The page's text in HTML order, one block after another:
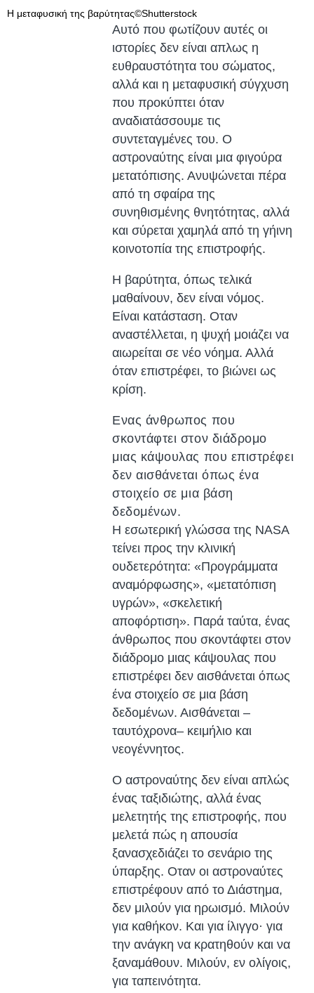
Η μεταφυσική της βαρύτητας©Shutterstock
Αυτό που φωτίζουν αυτές οι
ιστορίες δεν είναι απλως η
ευθραυστότητα του σώματος,
αλλά και η μεταφυσική σύγχυση
που προκύπτει όταν
αναδιατάσσουμε τις
συντεταγμένες του. Ο
αστροναύτης είναι μια φιγούρα
μετατόπισης. Ανυψώνεται πέρα
από τη σφαίρα της
συνηθισμένης θνητότητας, αλλά
και σύρεται χαμηλά από τη γήινη
κοινοτοπία της επιστροφής.
Η βαρύτητα, όπως τελικά
μαθαίνουν, δεν είναι νόμος.
Είναι κατάσταση. Οταν
αναστέλλεται, η ψυχή μοιάζει να
αιωρείται σε νέο νόημα. Αλλά
όταν επιστρέφει, το βιώνει ως
κρίση.
Ενας άνθρωπος που
σκοντάφτει στον διάδρομο
μιας κάψουλας που επιστρέφει
δεν αισθάνεται όπως ένα
στοιχείο σε μια βάση
δεδομένων.
Η εσωτερική γλώσσα της NASA
τείνει προς την κλινική
ουδετερότητα: «Προγράμματα
αναμόρφωσης», «μετατόπιση
υγρών», «σκελετική
αποφόρτιση». Παρά ταύτα, ένας
άνθρωπος που σκοντάφτει στον
διάδρομο μιας κάψουλας που
επιστρέφει δεν αισθάνεται όπως
ένα στοιχείο σε μια βάση
δεδομένων. Αισθάνεται –
ταυτόχρονα– κειμήλιο και
νεογέννητος.
Ο αστροναύτης δεν είναι απλώς
ένας ταξιδιώτης, αλλά ένας
μελετητής της επιστροφής, που
μελετά πώς η απουσία
ξανασχεδιάζει το σενάριο της
ύπαρξης. Οταν οι αστροναύτες
επιστρέφουν από το Διάστημα,
δεν μιλούν για ηρωισμό. Μιλούν
για καθήκον. Και για ίλιγγο· για
την ανάγκη να κρατηθούν και να
ξαναμάθουν. Μιλούν, εν ολίγοις,
για ταπεινότητα.